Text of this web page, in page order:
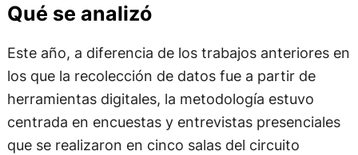
Qué se analizó
Este año, a diferencia de los trabajos anteriores en
los que la recolección de datos fue a partir de
herramientas digitales, la metodología estuvo
centrada en encuestas y entrevistas presenciales
que se realizaron en cinco salas del circuito